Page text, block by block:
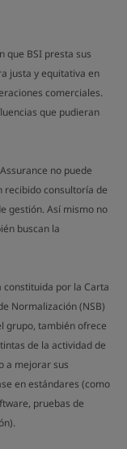
que BSI presta sus
justa y equitativa en
comerciales.
que pudieran
no puede
recibido consultoría de
gestión. Así mismo no
buscan la
constituida por la Carta
Normalización (NSB)
grupo, también ofrece
de la actividad de
a mejorar sus
en estándares (como
pruebas de